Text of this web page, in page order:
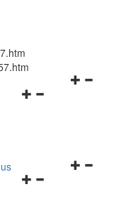
Navigationsmenü
Navigationsmenü